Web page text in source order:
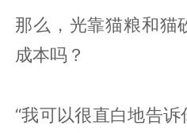
那么，光靠猫粮和猫
成本吗？
“我可以很直白地告